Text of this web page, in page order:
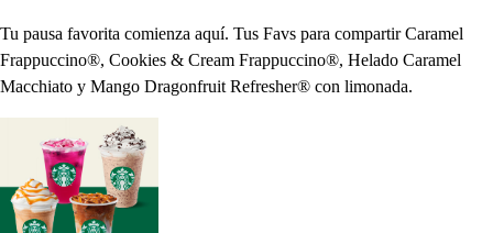
Tu pausa favorita comienza aquí. Tus Favs para compartir Caramel
Frappuccino®, Cookies & Cream Frappuccino®, Helado Caramel
Macchiato y Mango Dragonfruit Refresher® con limonada.